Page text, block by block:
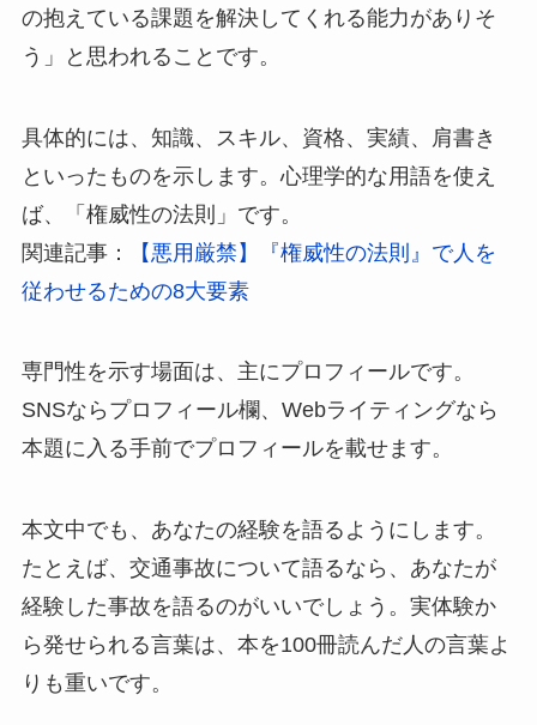
の抱えている課題を解決してくれる能力がありそ
う」と思われることです。
具体的には、知識、スキル、資格、実績、肩書き
といったものを示します。心理学的な用語を使え
ば、「権威性の法則」です。
関連記事：
【悪用厳禁】『権威性の法則』で人を
従わせるための8大要素
専門性を示す場面は、主にプロフィールです。
SNSならプロフィール欄、Webライティングなら
本題に入る手前でプロフィールを載せます。
本文中でも、あなたの経験を語るようにします。
たとえば、交通事故について語るなら、あなたが
経験した事故を語るのがいいでしょう。実体験か
ら発せられる言葉は、本を100冊読んだ人の言葉よ
りも重いです。